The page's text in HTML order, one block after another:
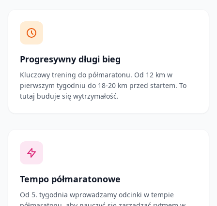
Progresywny długi bieg
Kluczowy trening do półmaratonu. Od 12 km w
pierwszym tygodniu do 18-20 km przed startem. To
tutaj buduje się wytrzymałość.
Tempo półmaratonowe
Od 5. tygodnia wprowadzamy odcinki w tempie